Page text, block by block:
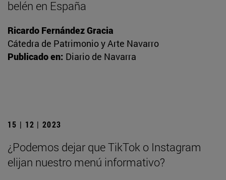
belén en España
Ricardo Fernández Gracia
Cátedra de Patrimonio y Arte Navarro
Publicado en: Diario de Navarra
15 | 12 | 2023
¿Podemos dejar que TikTok o Instagram
elijan nuestro menú informativo?